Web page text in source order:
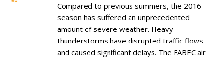
Compared to previous summers, the 2016
season has suffered an unprecedented
amount of severe weather. Heavy
thunderstorms have disrupted traffic flows
and caused significant delays. The FABEC air